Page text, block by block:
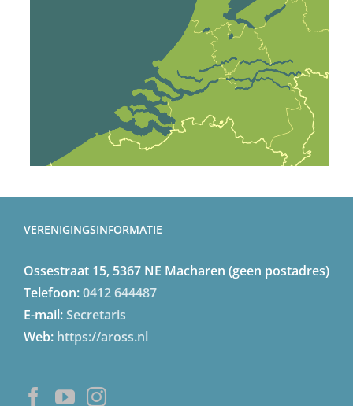
VERENIGINGSINFORMATIE
Ossestraat 15, 5367 NE Macharen (geen postadres)
Telefoon:0412 644487
E-mail:Secretaris
Web: https://aross.nl